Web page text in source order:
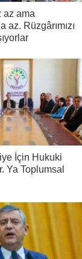
az ama
az. Rüzgârımızı
İçin Hukuki
Ya Toplumsal